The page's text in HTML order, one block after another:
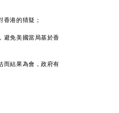
香港的猜疑；
避免美國當局基於香
而結果為會，政府有